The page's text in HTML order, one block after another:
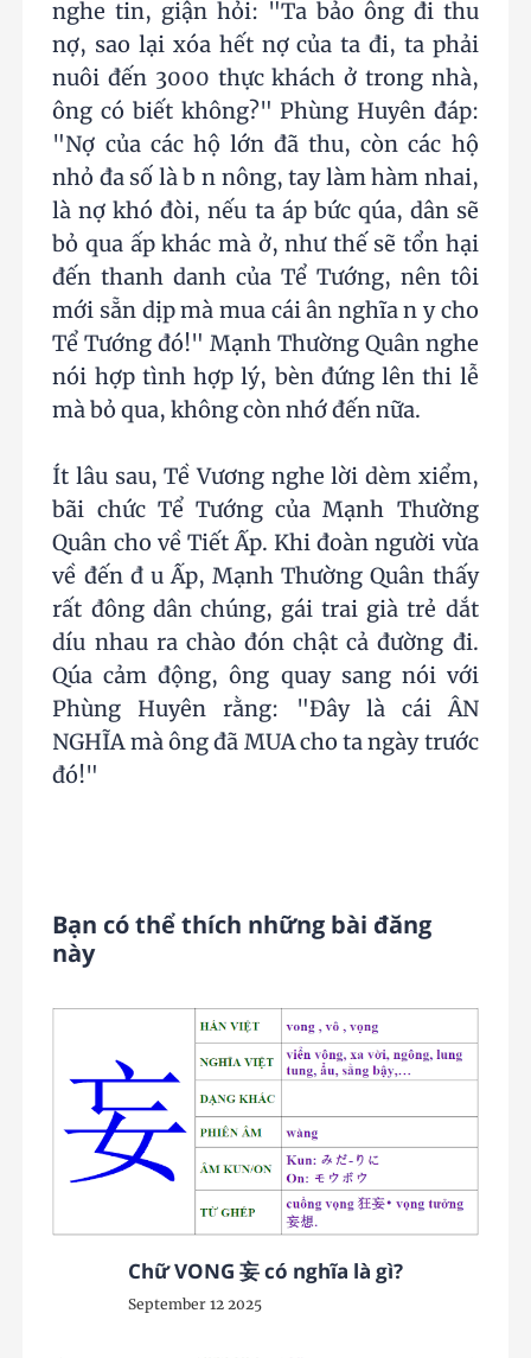
nghe tin, giận hỏi: "Ta bảo ông đi thu
nợ, sao lại xóa hết nợ của ta đi, ta phải
nuôi đến 3000 thực khách ở trong nhà,
ông có biết không?" Phùng Huyên đáp:
"Nợ của các hộ lớn đã thu, còn các hộ
nhỏ đa số là b n nông, tay làm hàm nhai,
là nợ khó đòi, nếu ta áp bức qúa, dân sẽ
bỏ qua ấp khác mà ở, như thế sẽ tổn hại
đến thanh danh của Tể Tướng, nên tôi
mới sẵn dịp mà mua cái ân nghĩa n y cho
Tể Tướng đó!" Mạnh Thường Quân nghe
nói hợp tình hợp lý, bèn đứng lên thi lễ
mà bỏ qua, không còn nhớ đến nữa.
Ít lâu sau, Tề Vương nghe lời dèm xiểm,
bãi chức Tể Tướng của Mạnh Thường
Quân cho về Tiết Ấp. Khi đoàn người vừa
về đến đ u Ấp, Mạnh Thường Quân thấy
rất đông dân chúng, gái trai già trẻ dắt
díu nhau ra chào đón chật cả đường đi.
Qúa cảm động, ông quay sang nói với
Phùng Huyên rằng: "Đây là cái ÂN
NGHĨA mà ông đã MUA cho ta ngày trước
đó!"
Bạn có thể thích những bài đăng
này
Chữ VONG 妄 có nghĩa là gì?
September 12 2025